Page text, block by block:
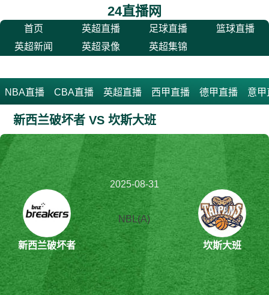
24直播网
首页 英超直播 足球直播
篮球直播
英超新闻
英超录像 英超集锦
NBA直播 CBA直播 英超直播 西甲直播 德甲直播 意甲
新西兰破坏者 VS 坎斯大班
新西兰破坏者
2025-08-31
16:00:00
NBL(A)
坎斯大班